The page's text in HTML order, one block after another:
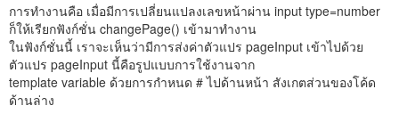
การทำงานคือ เมื่อมีการเปลี่ยนแปลงเลขหน้าผ่าน input type=number
ก็ให้เรียกฟังก์ชั่น changePage() เข้ามาทำงาน
ในฟังก์ชั่นนี้ เราจะเห็นว่ามีการส่งค่าตัวแปร pageInput เข้าไปด้วย
ตัวแปร pageInput นี้คือรูปแบบการใช้งานจาก
template variable ด้วยการกำหนด # ไปด้านหน้า สังเกตส่วนของโค้ด
ด้านล่าง